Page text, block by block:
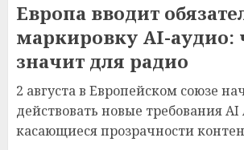
Европа вводит
маркировку AI-аудио:
значит для радио
2 августа в Европейском союзе
действовать новые требования AI
касающиеся прозрачности